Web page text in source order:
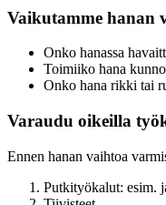
Vaikutamme hanan
Onko hanassa
Toimiiko hana
Onko hana rikki tai
Varaudu oikeilla
Ennen hanan vaihtoa
Putkityökalut: esim.